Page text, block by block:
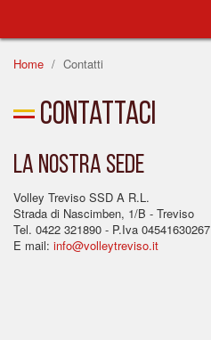
Home
Contatti
Contattaci
La nostra sede
Volley Treviso SSD A R.L.
Strada di Nascimben, 1/B - Treviso
Tel. 0422 321890 - P.Iva 04541630267
E mail: info@volleytreviso.it